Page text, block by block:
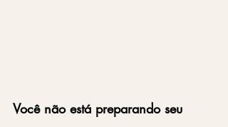
Você não está preparando seu